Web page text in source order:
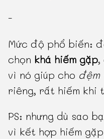
-
Mức độ phổ biến:
chọn khá hiếm gặp,
vì nó giúp cho đệm
riêng, rất hiếm khi
PS: nhưng dù sao
vì kết hợp hiếm